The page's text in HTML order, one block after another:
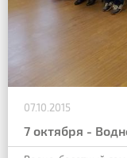
07.10.2015
7 октября -